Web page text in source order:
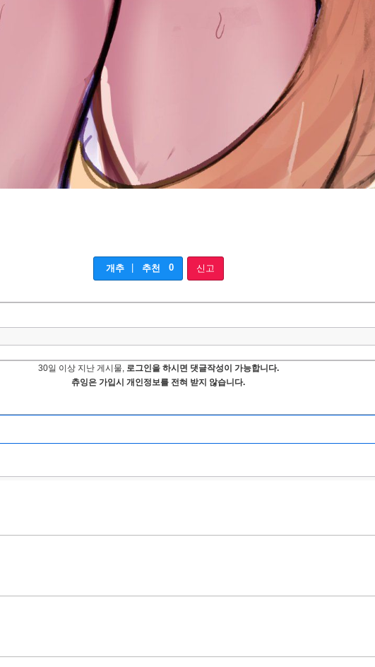
개추 추천 0 신고
30일 이상 지난 게시물, 로그인을 하시면 댓글작성이 가능합니다.
츄잉은 가입시 개인정보를 전혀 받지 않습니다.